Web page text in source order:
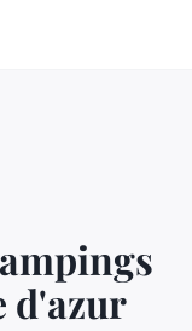
d'azur